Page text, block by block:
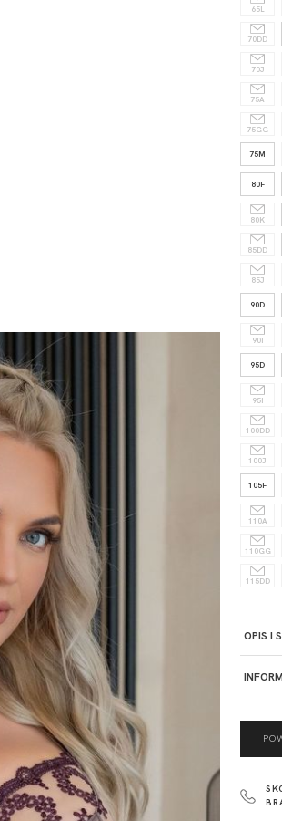
65L
70DD
70J
75A
75GG
75M
80F
80K
85DD
85J
90D
90I
95D
95I
100DD
100J
105F
110A
110GG
115DD
OPIS I
PRODUCENT
Krisline
Fashiontex Group Sp.z o.o.
komandytowa
+48 42 719 43 15